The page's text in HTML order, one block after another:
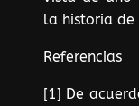
la historia de
Referencias
[1] De